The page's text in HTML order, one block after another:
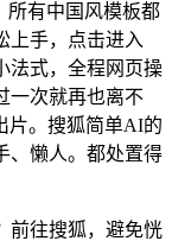
有中国风模板都
上手，点击进入
法式，全程网页操
一次就再也离不
片。搜狐简单AI的
、懒人。都处置得
往搜狐，避免恍